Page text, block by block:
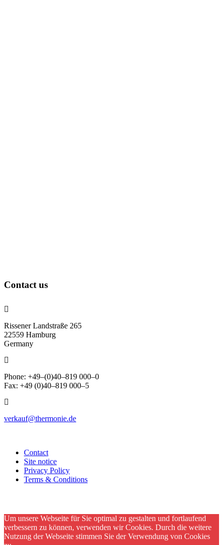
Contact us
Rissener Landstraße 265
22559 Hamburg
Germany
Phone: +49–(0)40–819 000–0
Fax: +49 (0)40–819 000–5
verkauf@thermonie.de
Contact
Site notice
Privacy Policy
Terms & Conditions
Um unsere Webseite für Sie optimal zu gestalten und fortlaufend
verbessern zu können, verwenden wir Cookies. Durch die weitere
Nutzung der Webseite stimmen Sie der Verwendung von Cookies